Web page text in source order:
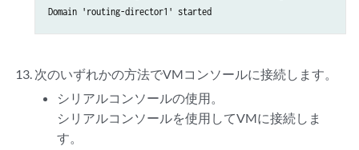
      <backend model='random'>/dev/urandom</backend>
</domain>
    <controller type='virtio-serial' index='0'>
<address type='pci' domain='0x0000' bus='0x04'
<interface type='bridge'>
<source bridge='br-ex'/>
      <model type='virtio'/>
<address type='pci' domain='0x0000' bus='0x01'
次のいずれかの方法でVMコンソールに接続します。
シリアルコンソールの使用。
シリアルコンソールを使用してVMに接続しま
す。